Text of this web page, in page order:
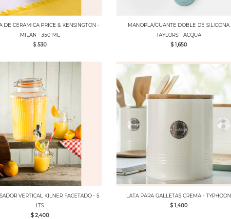
DE CERAMICA PRICE & KENSINGTON -
MILAN - 350 ML
$ 530
MANOPLA/GUANTE DOBLE DE SILICONA
TAYLORS - ACQUA
$ 1,650
VERTICAL KILNER FACETADO - 5
LTS
$ 2,400
LATA PARA GALLETAS CREMA - TYPHOON
$ 1,400